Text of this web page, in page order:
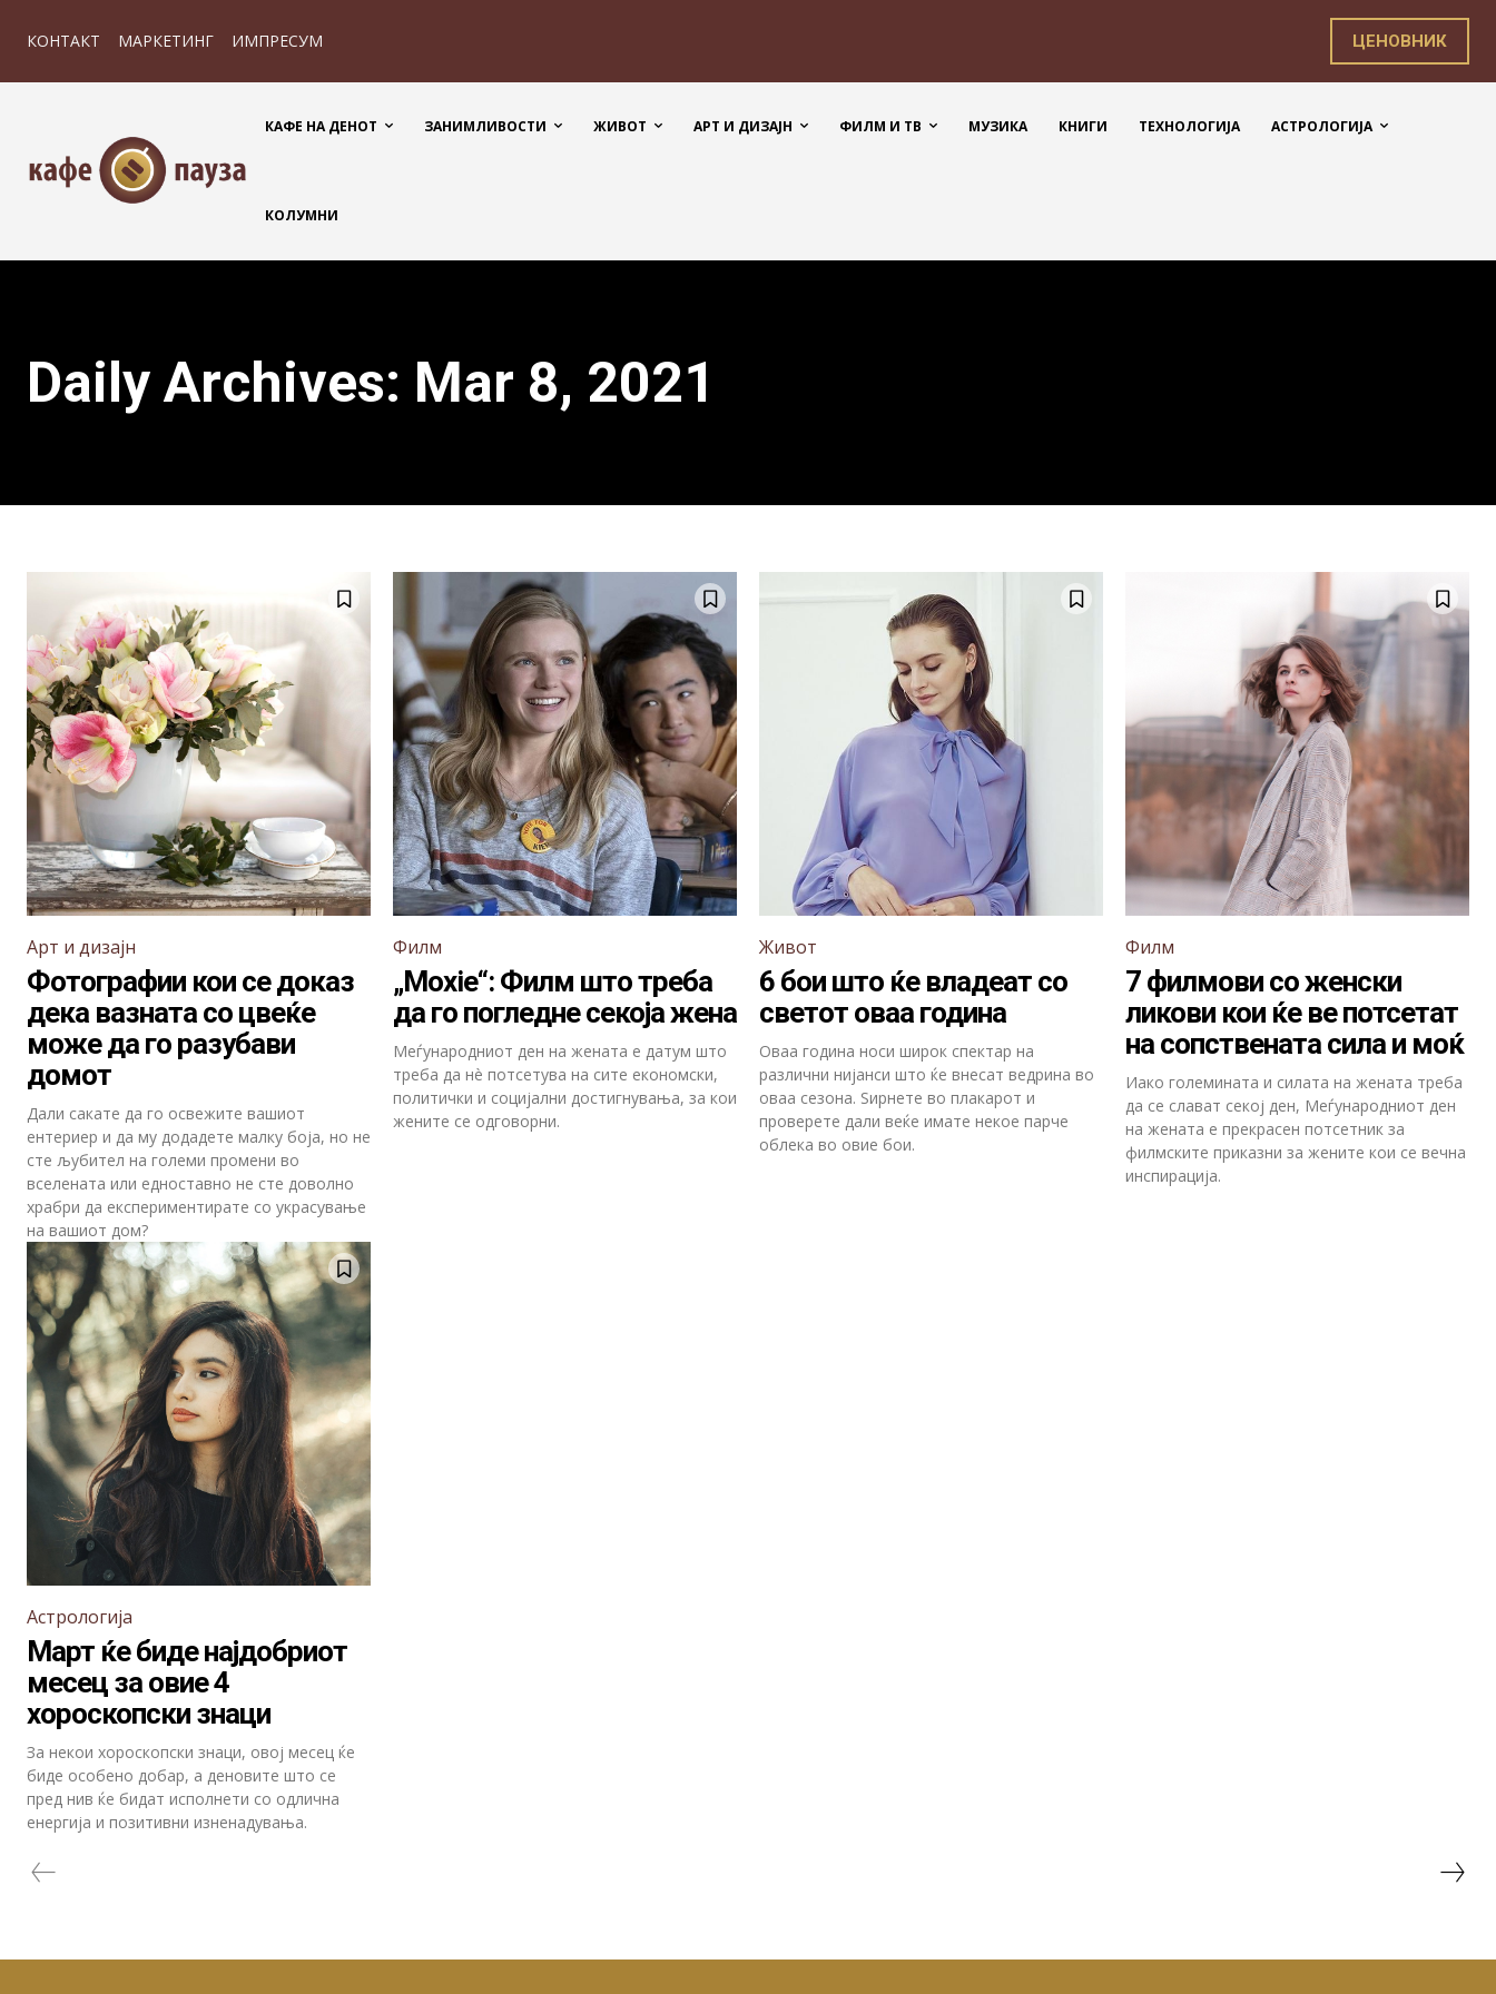
КОНТАКТ МАРКЕТИНГ ИМПРЕСУМ ЦЕНОВНИК
КАФЕ НА ДЕНОТ ЗАНИМЛИВОСТИ ЖИВОТ АРТ И ДИЗАЈН ФИЛМ И ТВ МУЗИКА КНИГИ ТЕХНОЛОГИЈА АСТРОЛОГИЈА
КОЛУМНИ
Daily Archives: Mar 8, 2021
Арт и дизајн
Фотографии кои се доказ
дека вазната со цвеќе
може да го разубави
домот
Дали сакате да го освежите вашиот
ентериер и да му додадете малку боја, но не
сте љубител на големи промени во
вселената или едноставно не сте доволно
храбри да експериментирате со украсување
на вашиот дом?
Филм
„Moxie“: Филм што треба
да го погледне секоја жена
Меѓународниот ден на жената е датум што
треба да нè потсетува на сите економски,
политички и социјални достигнувања, за кои
жените се одговорни.
Живот
6 бои што ќе владеат со
светот оваа година
Оваа година носи широк спектар на
различни нијанси што ќе внесат ведрина во
оваа сезона. Ѕирнете во плакарот и
проверете дали веќе имате некое парче
облека во овие бои.
Филм
7 филмови со женски
ликови кои ќе ве потсетат
на сопствената сила и моќ
Иако големината и силата на жената треба
да се слават секој ден, Меѓународниот ден
на жената е прекрасен потсетник за
филмските приказни за жените кои се вечна
инспирација.
Астрологија
Март ќе биде најдобриот
месец за овие 4
хороскопски знаци
За некои хороскопски знаци, овој месец ќе
биде особено добар, а деновите што се
пред нив ќе бидат исполнети со одлична
енергија и позитивни изненадувања.